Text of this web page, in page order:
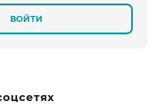
ВОЙТИ